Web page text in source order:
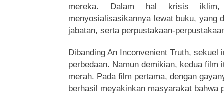
mereka. Dalam hal krisis
menyosialisasikannya lewat buku, yang
jabatan, serta perpustakaan-
Dibanding An Inconvenient Truth, sekuel
perbedaan. Namun demikian, kedua film
merah. Pada film pertama, dengan
berhasil meyakinkan masyarakat bahwa